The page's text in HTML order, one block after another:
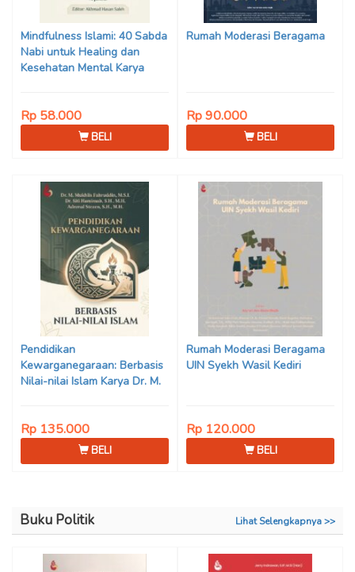
Son Haji, Dede Sunarya,
Iwan Setiawan, Nur Afiatin
Editor: Mi’raj Dodi Kurniawan
Mindfulness Islami: 40 Sabda
Nabi untuk Healing dan
Kesehatan Mental Karya
Saniyya Fadhila, Avanda
Chintya Cahyaning Putri, dan
Arjunedi
Rp 58.000
BELI
Rumah Moderasi Beragama
Rp 90.000
BELI
Pendidikan
Kewarganegaraan: Berbasis
Nilai-nilai Islam Karya Dr. M.
Adrenal Stezen, S.H., M.H.
Rp 135.000
BELI
Rumah Moderasi Beragama
UIN Syekh Wasil Kediri
Rp 120.000
BELI
Buku Politik Lihat Selengkapnya >>